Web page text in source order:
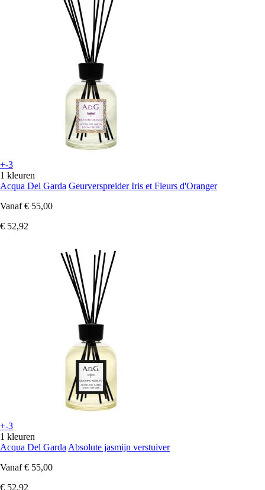
+-3
1 kleuren
Acqua Del Garda Geurverspreider Iris et Fleurs d'Oranger
Vanaf € 55,00
€ 52,92
+-3
1 kleuren
Acqua Del Garda Absolute jasmijn verstuiver
Vanaf € 55,00
€ 52,92